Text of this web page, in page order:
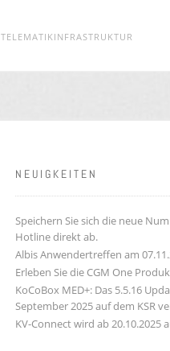
TELEMATIKINFRASTRUKTUR
NEUIGKEITEN
Speichern Sie sich die neue
Hotline direkt ab.
Albis Anwendertreffen am
Erleben Sie die CGM One
KoCoBox MED+: Das 5.5.16
September 2025 auf dem KSR
KV-Connect wird ab 20.10.2025